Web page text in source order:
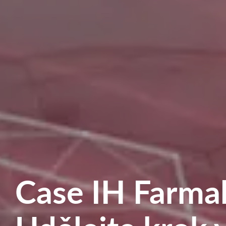
Case IH